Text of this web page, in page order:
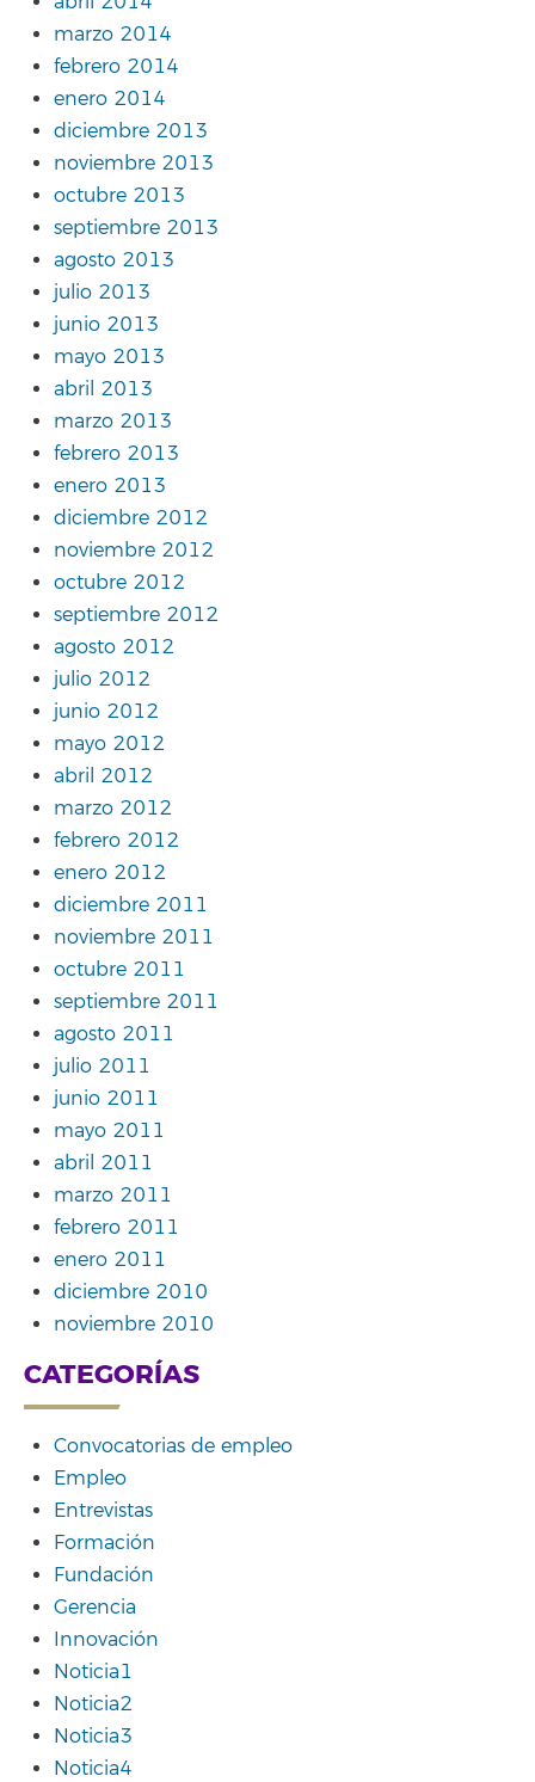
marzo 2014
febrero 2014
enero 2014
diciembre 2013
noviembre 2013
octubre 2013
septiembre 2013
agosto 2013
julio 2013
junio 2013
mayo 2013
abril 2013
marzo 2013
febrero 2013
enero 2013
diciembre 2012
noviembre 2012
octubre 2012
septiembre 2012
agosto 2012
julio 2012
junio 2012
mayo 2012
abril 2012
marzo 2012
febrero 2012
enero 2012
diciembre 2011
noviembre 2011
octubre 2011
septiembre 2011
agosto 2011
julio 2011
junio 2011
mayo 2011
abril 2011
marzo 2011
febrero 2011
enero 2011
diciembre 2010
noviembre 2010
CATEGORÍAS
Convocatorias de empleo
Empleo
Entrevistas
Formación
Fundación
Gerencia
Innovación
Noticia1
Noticia2
Noticia3
Noticia4